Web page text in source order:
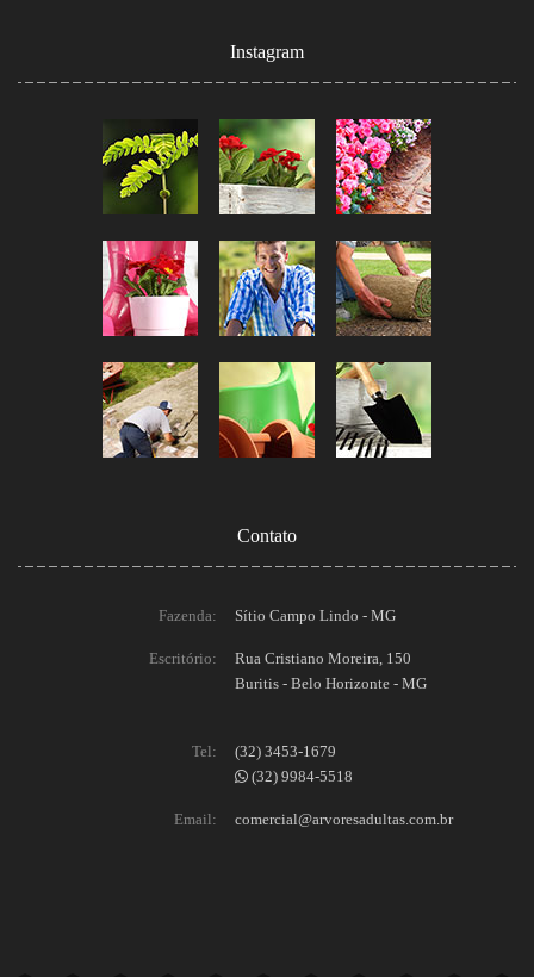
Instagram
Contato
Fazenda: Sítio Campo Lindo - MG
Escritório:
Rua Cristiano Moreira, 150
Buritis - Belo Horizonte - MG
Tel:
(32) 3453-1679
(32) 9984-5518
Email: comercial@arvoresadultas.com.br